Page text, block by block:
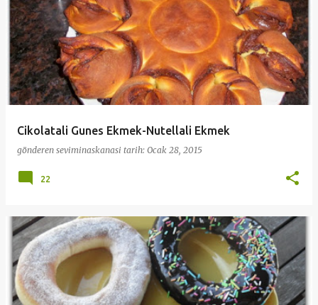
Cikolatali Gunes Ekmek-Nutellali Ekmek
gönderen seviminaskanasi tarih: Ocak 28, 2015
22